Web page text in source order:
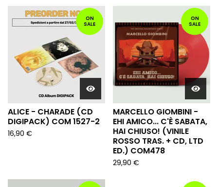
ON
SALE
ALICE - CHARADE (CD
DIGIPACK) COM 1527-2
16,90 €
ON
SALE
MARCELLO GIOMBINI -
EHI AMICO... C'È SABATA,
HAI CHIUSO! (VINILE
ROSSO TRAS. + CD, LTD
ED.) COM478
29,90 €